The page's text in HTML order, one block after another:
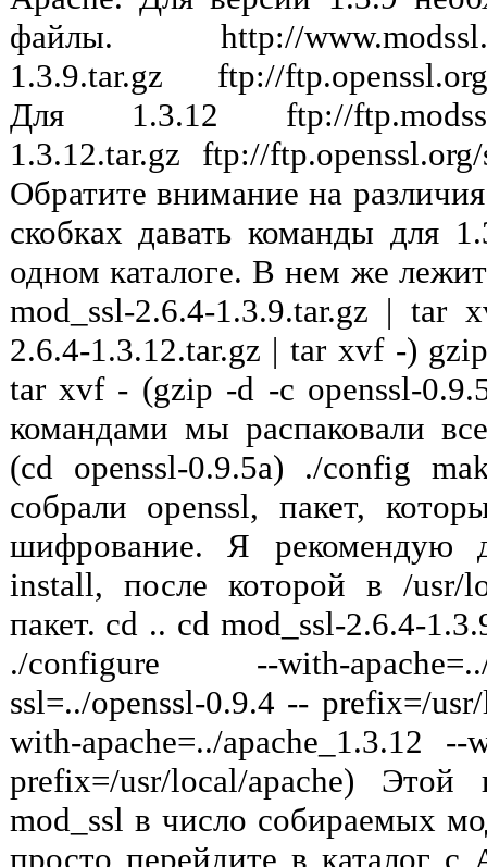
файлы. http://
1.3.9.tar.gz ftp://ftp.openssl.org/
Для 1.3.12 ftp://
1.3.12.tar.gz ftp://ftp.openssl.org/
Обратите внимание на
скобках давать команды для
одном каталоге. В нем же
mod_ssl-2.6.4-1.3.9.tar.gz |
2.6.4-1.3.12.tar.gz | tar xvf -)
tar xvf - (gzip -d -c openssl-
командами мы распаковали
(cd openssl-0.9.5a) ./config
собрали openssl, пакет,
шифрование. Я рекомендую
install, после которой в /usr/
пакет. cd .. cd mod_ssl-2.6.4-
./configure --with-
ssl=../openssl-0.9.4 -- prefix=/
with-apache=../apache_1.3.12 --
prefix=/usr/local/apache)
mod_ssl в число собираемых
просто перейдите в каталог